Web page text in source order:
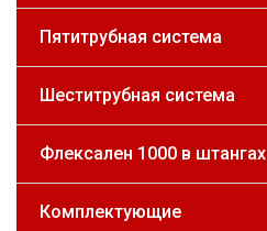
Пятитрубная система
Шеститрубная система
Флексален 1000 в штангах
Комплектующие